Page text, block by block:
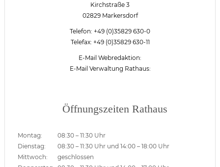
Kirchstraße 3
02829 Markersdorf
Telefon: +49 (0)35829 630-0
Telefax: +49 (0)35829 630-11
E-Mail Webredaktion:
E-Mail Verwaltung Rathaus:
Öffnungszeiten Rathaus
Montag:
08:30 – 11:30 Uhr
Dienstag:
08:30 – 11:30 Uhr und 14:00 – 18:00 Uhr
Mittwoch:
geschlossen